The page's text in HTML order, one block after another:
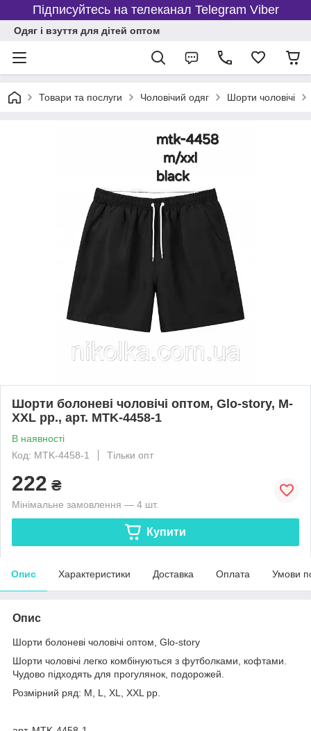
Підписуйтесь на телеканал Telegram Viber
Одяг і взуття для дітей оптом
Товари та послуги Чоловічий одяг Шорти чоловічі
Шорти болоневі чоловічі оптом, Glo-story, M-
XXL рр., арт. MTK-4458-1
В наявності
Код: MTK-4458-1
Тільки опт
222 ₴
Мінімальне замовлення — 4 шт.
Купити
Опис Характеристики Доставка Оплата Умови
Опис
Шорти болоневі чоловічі оптом, Glo-story
Шорти чоловічі легко комбінуються з футболками, кофтами.
Чудово підходять для прогулянок, подорожей.
Розмірний ряд: M, L, XL, XXL рр.